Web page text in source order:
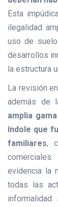
Esta
ilegalidad
uso de
desarrollos
la estructura
La revisión
además de
amplia
índole que
familiares,
evidencia la
todas las